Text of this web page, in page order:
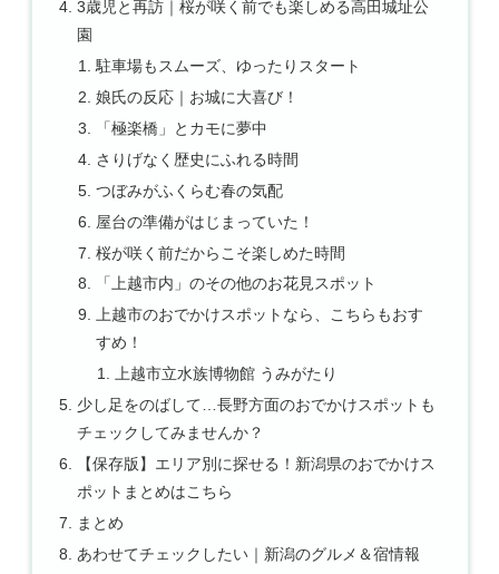
3歳児と再訪｜桜が咲く前でも楽しめる高田城址公
園
駐車場もスムーズ、ゆったりスタート
娘氏の反応｜お城に大喜び！
「極楽橋」とカモに夢中
さりげなく歴史にふれる時間
つぼみがふくらむ春の気配
屋台の準備がはじまっていた！
桜が咲く前だからこそ楽しめた時間
「上越市内」のその他のお花見スポット
上越市のおでかけスポットなら、こちらもおす
すめ！
上越市立水族博物館 うみがたり
少し足をのばして…長野方面のおでかけスポットも
チェックしてみませんか？
【保存版】エリア別に探せる！新潟県のおでかけス
ポットまとめはこちら
まとめ
あわせてチェックしたい｜新潟のグルメ＆宿情報